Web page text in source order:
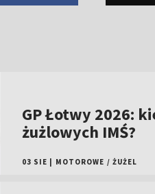
GP Łotwy 2026:
żużlowych IMŚ?
03 SIE MOTOROWE / ŻUŻEL